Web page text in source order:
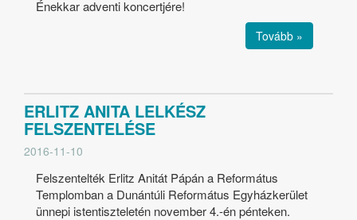
Énekkar adventi koncertjére!
Tovább »
ERLITZ ANITA LELKÉSZ
FELSZENTELÉSE
2016-11-10
Felszentelték Erlitz Anitát Pápán a Református
Templomban a Dunántúli Református Egyházkerület
ünnepi istentiszteletén november 4.-én pénteken.